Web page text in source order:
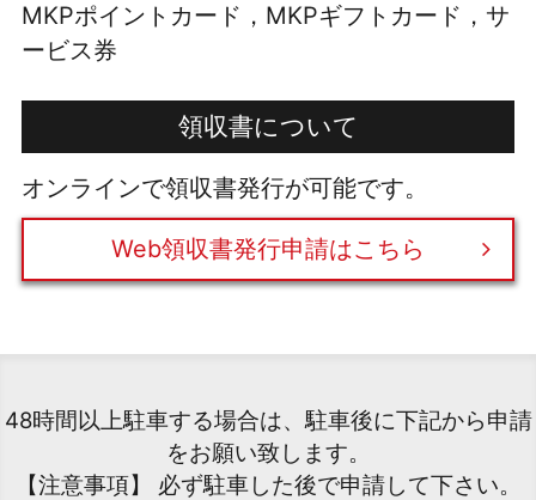
MKPポイントカード，MKPギフトカード，サ
ービス券
領収書について
オンラインで領収書発行が可能です。
Web領収書発行申請はこちら
48時間以上駐車する場合は、駐車後に下記から申請
をお願い致します。
【注意事項】 必ず駐車した後で申請して下さい。